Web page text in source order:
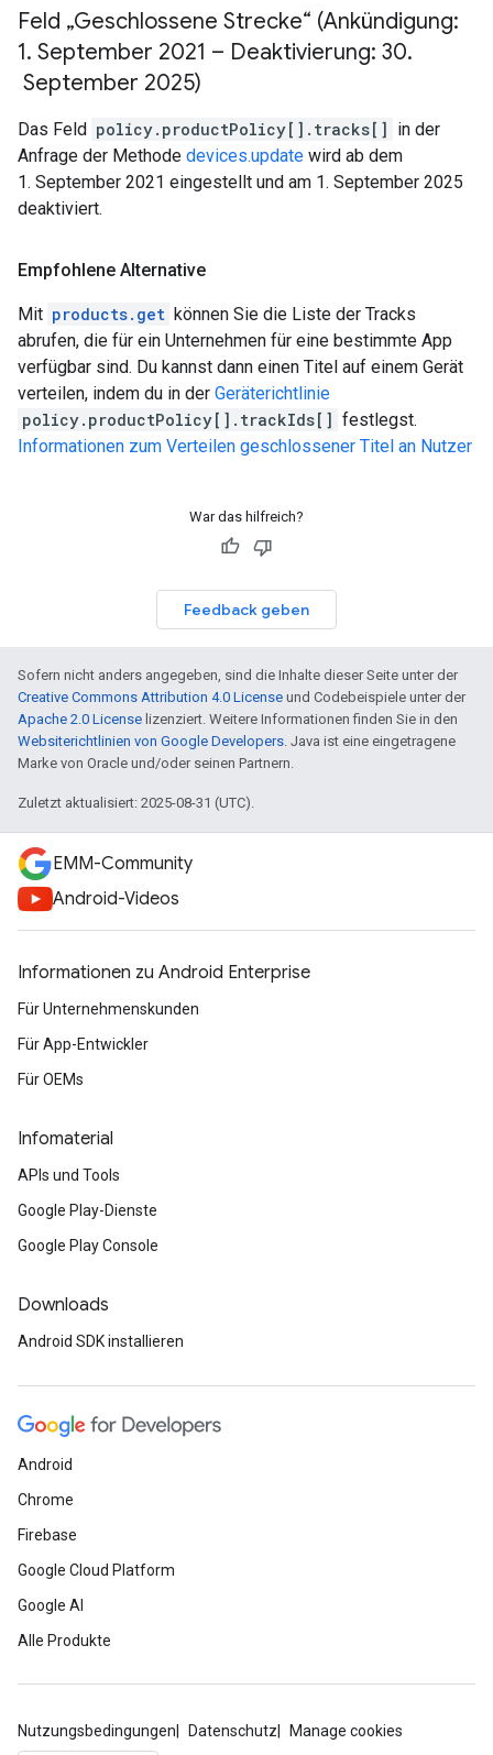
Feld „Geschlossene Strecke“ (Ankündigung:
1. September 2021 – Deaktivierung: 30.
September 2025)
Das Feld policy.productPolicy[].tracks[] in der
Anfrage der Methode devices.update wird ab dem
1. September 2021 eingestellt und am 1. September 2025
deaktiviert.
Empfohlene Alternative
Mit products.get können Sie die Liste der Tracks
abrufen, die für ein Unternehmen für eine bestimmte App
verfügbar sind. Du kannst dann einen Titel auf einem Gerät
verteilen, indem du in der Geräterichtlinie
policy.productPolicy[].trackIds[] festlegst.
Informationen zum Verteilen geschlossener Titel an Nutzer
War das hilfreich?
Feedback geben
Sofern nicht anders angegeben, sind die Inhalte dieser Seite unter der
Creative Commons Attribution 4.0 License und Codebeispiele unter der
Apache 2.0 License lizenziert. Weitere Informationen finden Sie in den
Websiterichtlinien von Google Developers. Java ist eine eingetragene
Marke von Oracle und/oder seinen Partnern.
Zuletzt aktualisiert: 2025-08-31 (UTC).
EMM-Community
Android-Videos
Informationen zu Android Enterprise
Für Unternehmenskunden
Für App-Entwickler
Für OEMs
Infomaterial
APIs und Tools
Google Play-Dienste
Google Play Console
Downloads
Android SDK installieren
Android
Chrome
Firebase
Google Cloud Platform
Google AI
Alle Produkte
Nutzungsbedingungen Datenschutz Manage cookies